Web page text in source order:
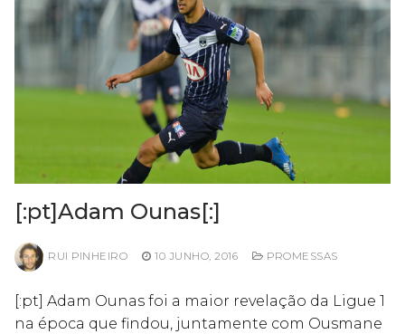
[:pt]Adam Ounas[:]
RUI PINHEIRO 10 JUNHO, 2016 PROMESSAS
[:pt] Adam Ounas foi a maior revelação da Ligue 1
na época que findou, juntamente com Ousmane